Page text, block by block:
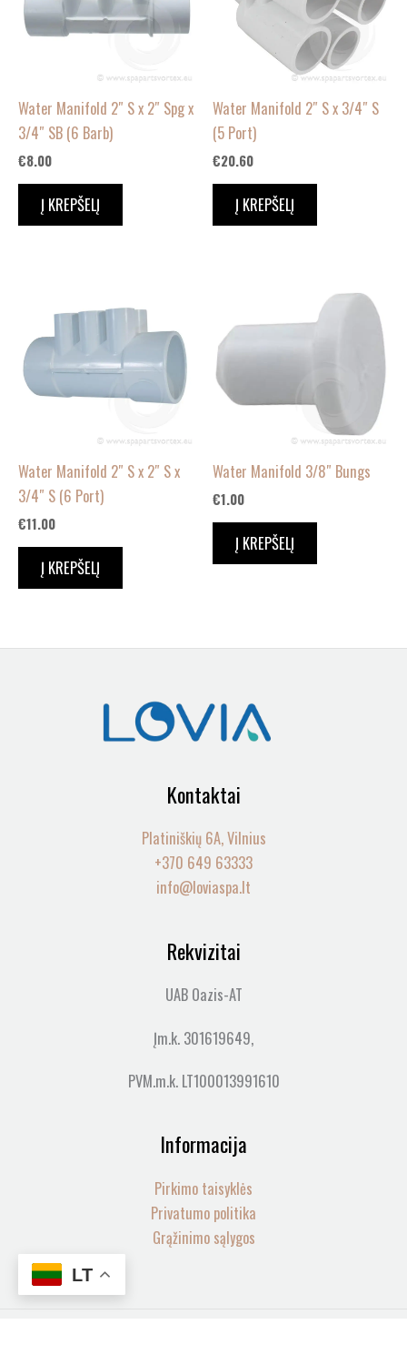
Water Manifold 2″ S x 2″ Spg x
3/4″ SB (6 Barb)
€8.00
Į KREPŠELĮ
Water Manifold 2″ S x 3/4″ S
(5 Port)
€20.60
Į KREPŠELĮ
Water Manifold 2″ S x 2″ S x
3/4″ S (6 Port)
€11.00
Į KREPŠELĮ
Water Manifold 3/8″ Bungs
€1.00
Į KREPŠELĮ
Kontaktai
Platiniškių 6A, Vilnius
+370 649 63333
info@loviaspa.lt
Rekvizitai
UAB Oazis-AT
Įm.k. 301619649,
PVM.m.k. LT100013991610
Informacija
Pirkimo taisyklės
Privatumo politika
Grąžinimo sąlygos
LT